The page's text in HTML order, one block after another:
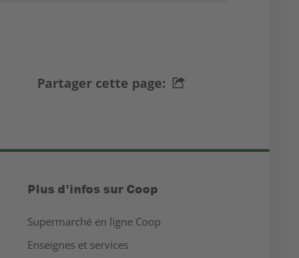
Partager cette page:
Plus d'infos sur Coop
Supermarché en ligne Coop
Enseignes et services